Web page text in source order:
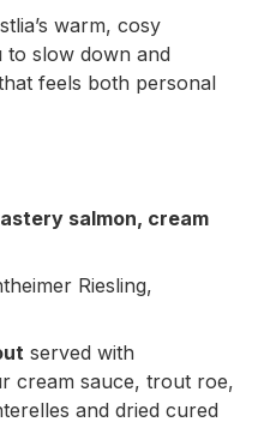
warm, cosy
to slow down and
feels both personal
salmon, cream
Riesling,
served with
cream sauce, trout roe,
and dried cured